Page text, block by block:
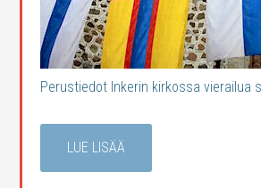
Perustiedot Inkerin kirkossa vierailua
LUE LISÄÄ